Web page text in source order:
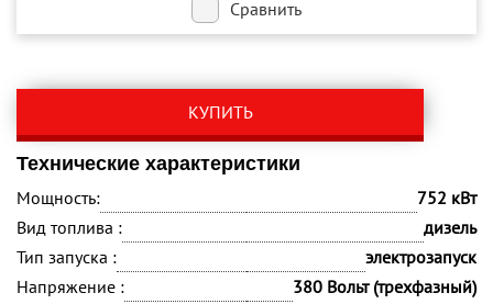
Сравнить
КУПИТЬ
Технические характеристики
Мощность:
752 кВт
Вид топлива :
дизель
Тип запуска :
электрозапуск
Напряжение :
380 Вольт (трехфазный)